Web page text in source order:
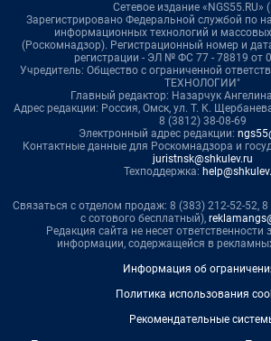
Сетевое издание «NGS55.RU»
Зарегистрировано Федеральной службой по
информационных технологий и
(Роскомнадзор). Регистрационный номер и
регистрации - ЭЛ № ФС 77 - 78819 от
Учредитель: Общество с ограниченной
ТЕХНОЛОГИИ"
Главный редактор: Назарчук
Адрес редакции: Россия, Омск, ул. Т. К.
8 (3812) 38-08-69
Электронный адрес редакции:
Контактные данные для Роскомнадзора и
juristnsk@shkulev.ru
Техподдержка:
Связаться с отделом продаж: 8 (383) 212-52-52,
с сотового бесплатный),
Редакция сайта не несет ответственности
информации, содержащейся в
Информация об
Политика использования
Рекомендательные